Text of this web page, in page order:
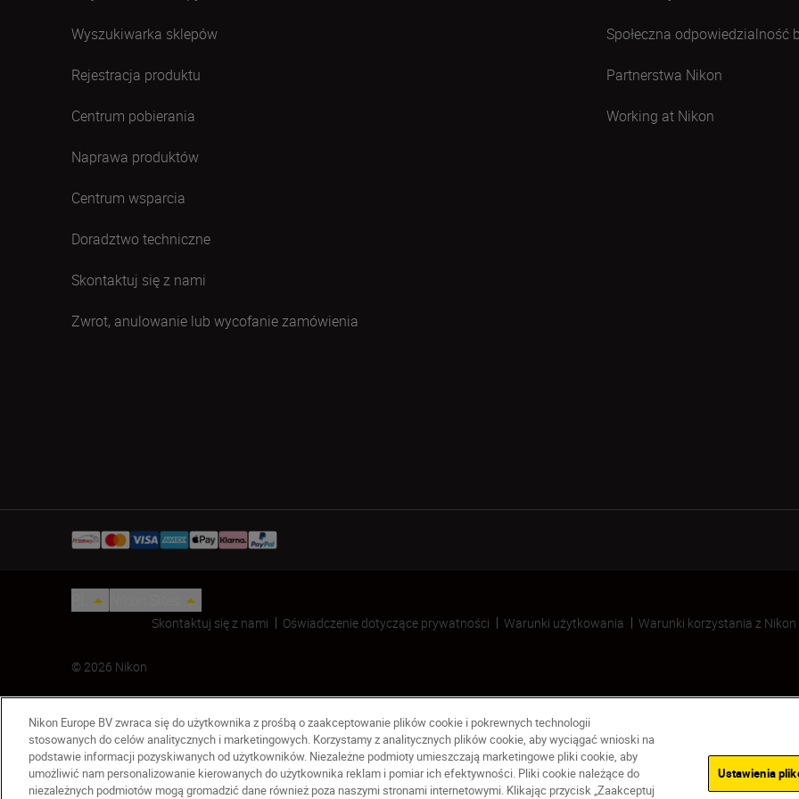
Wyszukiwarka sklepów
Rejestracja produktu
Centrum pobierania
Naprawa produktów
Centrum wsparcia
Doradztwo techniczne
Skontaktuj się z nami
Zwrot, anulowanie lub wycofanie zamówienia
Społeczna odpowiedzialność
Partnerstwa Nikon
Working at Nikon
Skontaktuj się z nami Oświadczenie dotyczące prywatności Warunki użytkowania Warunki korzystania z Nikon
© 2026 Nikon
Nikon Europe BV zwraca się do użytkownika z prośbą o zaakceptowanie plików cookie i pokrewnych technologii
stosowanych do celów analitycznych i marketingowych. Korzystamy z analitycznych plików cookie, aby wyciągać wnioski na
podstawie informacji pozyskiwanych od użytkowników. Niezależne podmioty umieszczają marketingowe pliki cookie, aby
umożliwić nam personalizowanie kierowanych do użytkownika reklam i pomiar ich efektywności. Pliki cookie należące do
niezależnych podmiotów mogą gromadzić dane również poza naszymi stronami internetowymi. Klikając przycisk „Zaakceptuj
Ustawienia